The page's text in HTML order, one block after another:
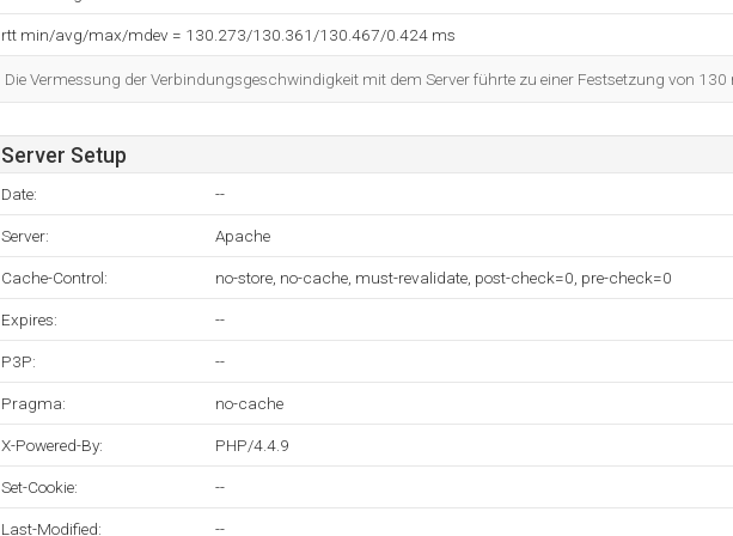
rtt min/avg/max/mdev = 130.273/130.361/130.467/0.424 ms
Die Vermessung der Verbindungsgeschwindigkeit mit dem Server führte zu einer Festsetzung von 130
Server Setup
Date: --
Server: Apache
Cache-Control: no-store, no-cache, must-revalidate, post-check=0, pre-check=0
Expires: --
P3P: --
Pragma: no-cache
X-Powered-By: PHP/4.4.9
Set-Cookie: --
Last-Modified: --